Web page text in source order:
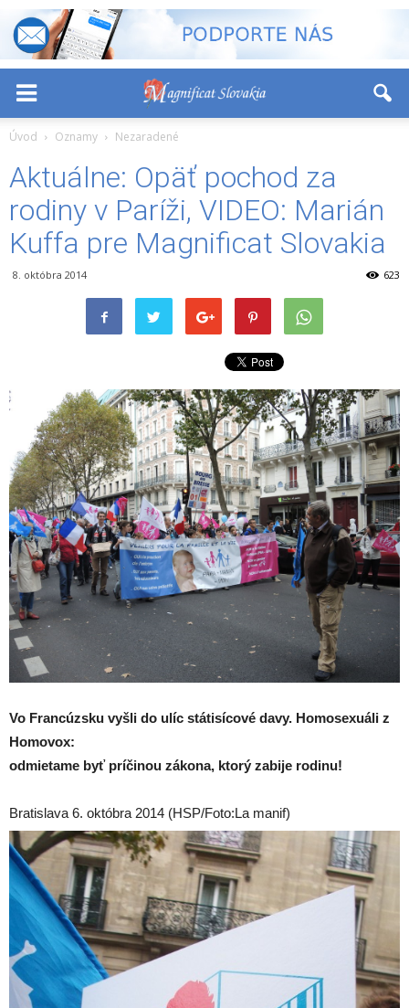
Úvod Oznamy Nezaradené
Aktuálne: Opäť pochod za
rodiny v Paríži, VIDEO: Marián
Kuffa pre Magnificat Slovakia
8. októbra 2014 623
Vo Francúzsku vyšli do ulíc státisícové davy. Homosexuáli z
Homovox:
odmietame byť príčinou zákona, ktorý zabije rodinu!
Bratislava 6. októbra 2014 (HSP/Foto:La manif)
+